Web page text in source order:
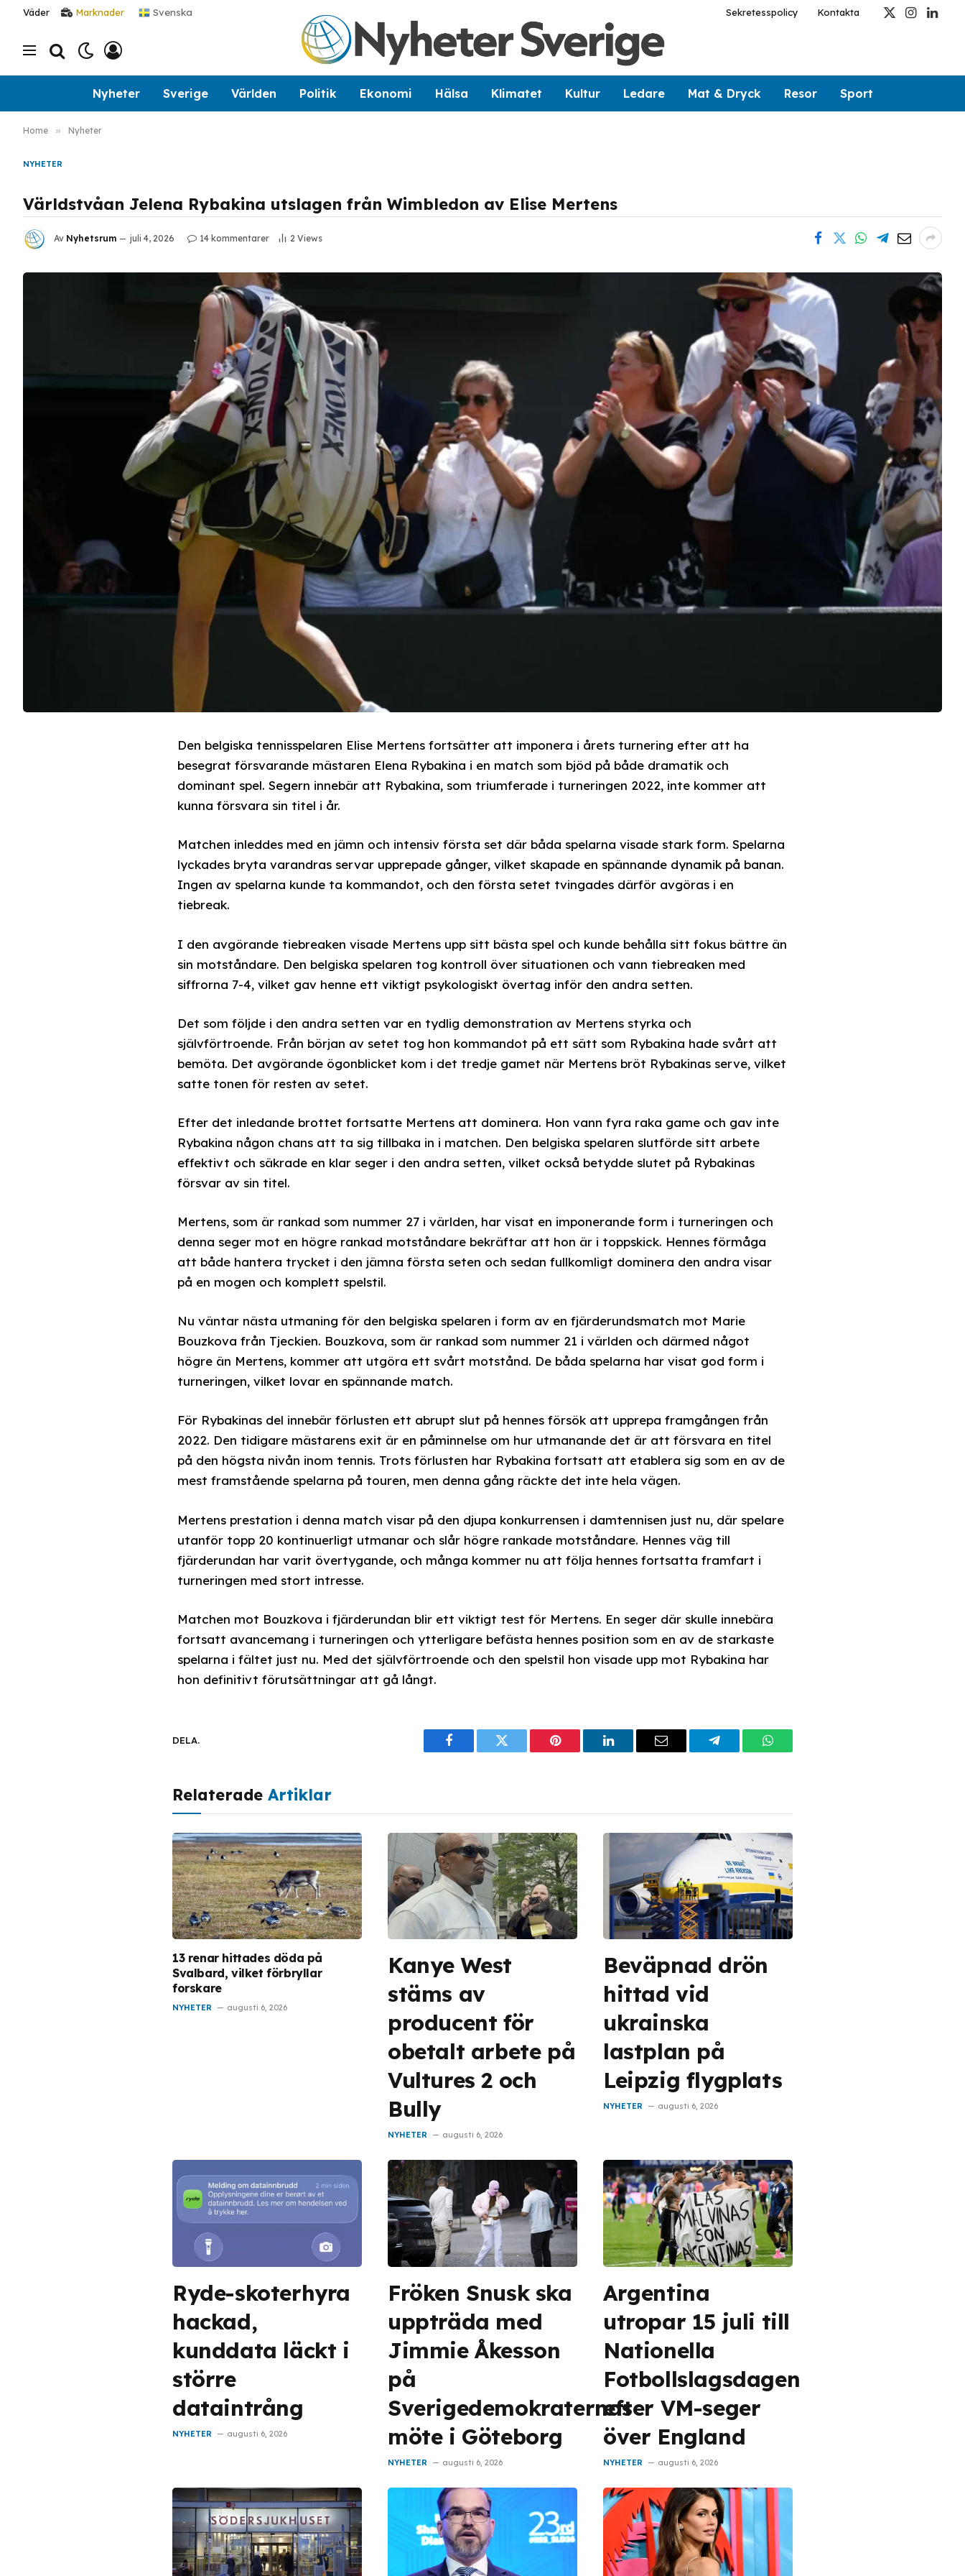
Väder Marknader Svenska Sekretesspolicy Kontakta
X
Instagram
Nyheter Sverige Världen Politik Ekonomi Hälsa Klimatet Kultur Ledare Mat & Dryck Resor Sport
Home » Nyheter
NYHETER
Världstvåan Jelena Rybakina utslagen från Wimbledon av Elise Mertens
Av Nyhetsrum juli 4, 2026 14 kommentarer 2 Views
Den belgiska tennisspelaren Elise Mertens fortsätter att imponera i årets turnering efter att ha
besegrat försvarande mästaren Elena Rybakina i en match som bjöd på både dramatik och
dominant spel. Segern innebär att Rybakina, som triumferade i turneringen 2022, inte kommer att
kunna försvara sin titel i år.
Matchen inleddes med en jämn och intensiv första set där båda spelarna visade stark form. Spelarna
lyckades bryta varandras servar upprepade gånger, vilket skapade en spännande dynamik på banan.
Ingen av spelarna kunde ta kommandot, och den första setet tvingades därför avgöras i en
tiebreak.
I den avgörande tiebreaken visade Mertens upp sitt bästa spel och kunde behålla sitt fokus bättre än
sin motståndare. Den belgiska spelaren tog kontroll över situationen och vann tiebreaken med
siffrorna 7-4, vilket gav henne ett viktigt psykologiskt övertag inför den andra setten.
Det som följde i den andra setten var en tydlig demonstration av Mertens styrka och
självförtroende. Från början av setet tog hon kommandot på ett sätt som Rybakina hade svårt att
bemöta. Det avgörande ögonblicket kom i det tredje gamet när Mertens bröt Rybakinas serve, vilket
satte tonen för resten av setet.
Efter det inledande brottet fortsatte Mertens att dominera. Hon vann fyra raka game och gav inte
Rybakina någon chans att ta sig tillbaka in i matchen. Den belgiska spelaren slutförde sitt arbete
effektivt och säkrade en klar seger i den andra setten, vilket också betydde slutet på Rybakinas
försvar av sin titel.
Mertens, som är rankad som nummer 27 i världen, har visat en imponerande form i turneringen och
denna seger mot en högre rankad motståndare bekräftar att hon är i toppskick. Hennes förmåga
att både hantera trycket i den jämna första seten och sedan fullkomligt dominera den andra visar
på en mogen och komplett spelstil.
Nu väntar nästa utmaning för den belgiska spelaren i form av en fjärderundsmatch mot Marie
Bouzkova från Tjeckien. Bouzkova, som är rankad som nummer 21 i världen och därmed något
högre än Mertens, kommer att utgöra ett svårt motstånd. De båda spelarna har visat god form i
turneringen, vilket lovar en spännande match.
För Rybakinas del innebär förlusten ett abrupt slut på hennes försök att upprepa framgången från
2022. Den tidigare mästarens exit är en påminnelse om hur utmanande det är att försvara en titel
på den högsta nivån inom tennis. Trots förlusten har Rybakina fortsatt att etablera sig som en av de
mest framstående spelarna på touren, men denna gång räckte det inte hela vägen.
Mertens prestation i denna match visar på den djupa konkurrensen i damtennisen just nu, där spelare
utanför topp 20 kontinuerligt utmanar och slår högre rankade motståndare. Hennes väg till
fjärderundan har varit övertygande, och många kommer nu att följa hennes fortsatta framfart i
turneringen med stort intresse.
Matchen mot Bouzkova i fjärderundan blir ett viktigt test för Mertens. En seger där skulle innebära
fortsatt avancemang i turneringen och ytterligare befästa hennes position som en av de starkaste
spelarna i fältet just nu. Med det självförtroende och den spelstil hon visade upp mot Rybakina har
hon definitivt förutsättningar att gå långt.
DELA.
FacebookTwitter PinterestLinkedInEmail TelegramWhatsApp
Relaterade Artiklar
13 renar hittades döda på
Svalbard, vilket förbryllar
forskare
NYHETER augusti 6, 2026
Kanye West
stäms av
producent för
obetalt arbete på
Vultures 2 och
Bully
NYHETER augusti 6, 2026
Beväpnad drön
hittad vid
ukrainska
lastplan på
Leipzig flygplats
NYHETER augusti 6, 2026
Ryde-skoterhyra
hackad,
kunddata läckt i
större
dataintrång
NYHETER augusti 6, 2026
Fröken Snusk ska
uppträda med
Jimmie Åkesson
på
Sverigedemokraternas
möte i Göteborg
NYHETER augusti 6, 2026
Argentina
utropar 15 juli till
Nationella
Fotbollslagsdagen
efter VM-seger
över England
NYHETER augusti 6, 2026